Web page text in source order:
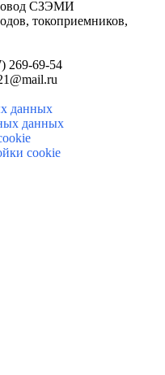
токоприемников,
269-69-54
данных
данных
cookie